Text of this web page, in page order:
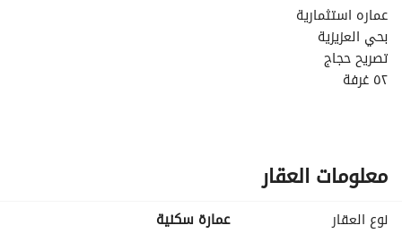
عماره استثمارية
بحي العزيزية
تصريح حجاج
٥٢ غرفة
معلومات العقار
نوع العقار
عمارة سكنية